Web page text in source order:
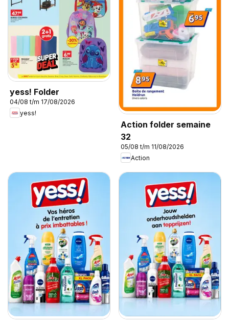
yess! Folder
04/08 t/m 17/08/2026
yess!
Action folder semaine
32
05/08 t/m 11/08/2026
Action